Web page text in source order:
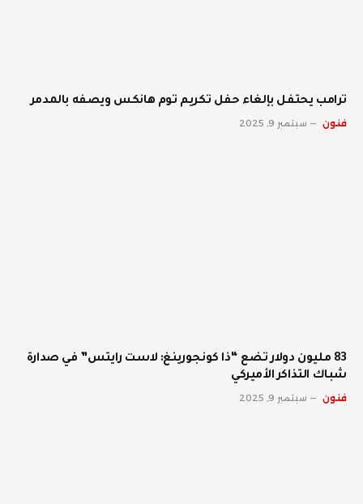
ترامب يحتفل بإلغاء حفل تكريم توم هانكس ويصفه بالمدمر
فنون سبتمبر 9, 2025
83 مليون دولار تضع “ذا كونجورينغ: لاست رايتس” في صدارة
شباك التذاكر الأميركي
فنون سبتمبر 9, 2025